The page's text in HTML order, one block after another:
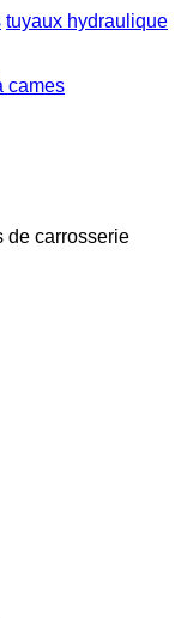
tuyaux hydraulique
cames
de carrosserie